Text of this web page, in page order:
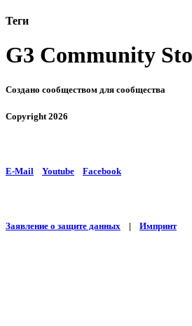
Теги
G3 Community
Создано сообществом для сообщества
Copyright 2026
E-Mail Youtube Facebook
Заявление о защите данных | Импринт